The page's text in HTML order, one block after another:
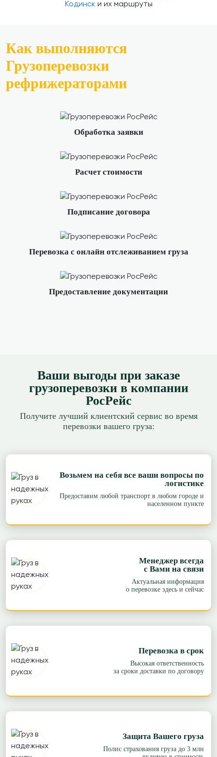
Кодинск и их маршруты
Как выполняются
Грузоперевозки
рефрижераторами
Обработка заявки
Расчет стоимости
Подписание договора
Перевозка с онлайн отслеживанием груза
Предоставление документации
Ваши выгоды при заказе
грузоперевозки в компании
РосРейс
Получите лучший клиентский сервис во время
перевозки вашего груза:
Возьмем на себя все ваши вопросы по
логистике
Предоставим любой транспорт в любом городе и
населенном пункте
Менеджер всегда
с Вами на связи
Актуальная информация
о перевозке здесь и сейчас
Перевозка в срок
Высокая ответственность
за сроки доставки по договору
Защита Вашего груза
Полис страхования груза до 3 млн